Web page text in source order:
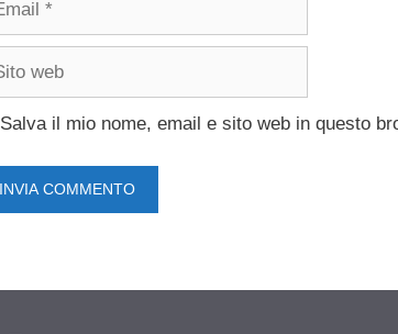
Salva il mio nome, email e sito web in questo